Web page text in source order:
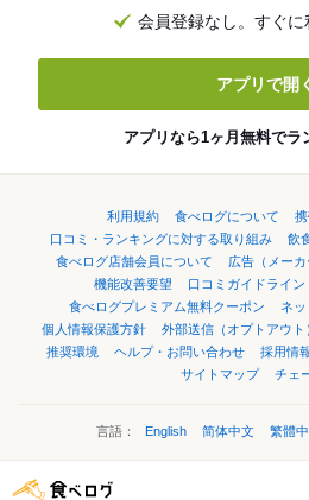
会員登録なし。すぐに
アプリで開
アプリなら1ヶ月無料でラ
利用規約 食べログについて
口コミ・ランキングに対する取り組み
飲
食べログ店舗会員について
広告（メー
機能改善要望
口コミガイドライン
食べログプレミアム無料クーポン
ネッ
個人情報保護方針
外部送信（オプトアウト
推奨環境
ヘルプ・お問い合わせ 採用情
サイトマップ
チェ
言語： English 简体中文 繁體